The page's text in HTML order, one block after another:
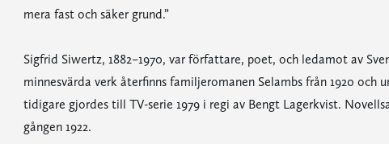
mera fast och säker grund.”
Sigfrid Siwertz, 1882–1970, var författare, poet, och ledamot av
minnesvärda verk återfinns familjeromanen Selambs från 1920 och
tidigare gjordes till TV-serie 1979 i regi av Bengt Lagerkvist.
gången 1922.